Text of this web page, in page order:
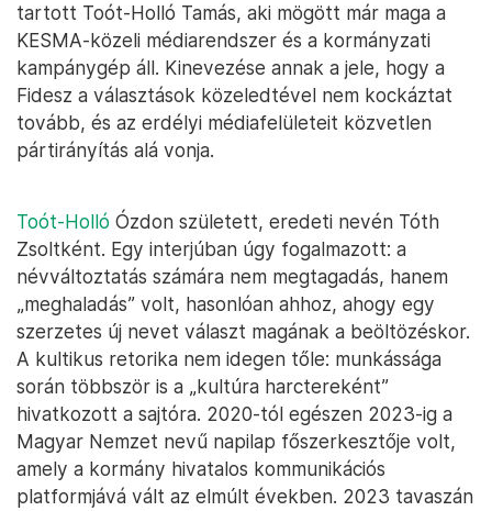
tartott Toót-Holló Tamás, aki mögött már maga a
KESMA-közeli médiarendszer és a kormányzati
kampánygép áll. Kinevezése annak a jele, hogy a
Fidesz a választások közeledtével nem kockáztat
tovább, és az erdélyi médiafelületeit közvetlen
pártirányítás alá vonja.
Toót-Holló Ózdon született, eredeti nevén Tóth
Zsoltként. Egy interjúban úgy fogalmazott: a
névváltoztatás számára nem megtagadás, hanem
„meghaladás” volt, hasonlóan ahhoz, ahogy egy
szerzetes új nevet választ magának a beöltözéskor.
A kultikus retorika nem idegen tőle: munkássága
során többször is a „kultúra harctereként”
hivatkozott a sajtóra. 2020-tól egészen 2023-ig a
Magyar Nemzet nevű napilap főszerkesztője volt,
amely a kormány hivatalos kommunikációs
platformjává vált az elmúlt években. 2023 tavaszán